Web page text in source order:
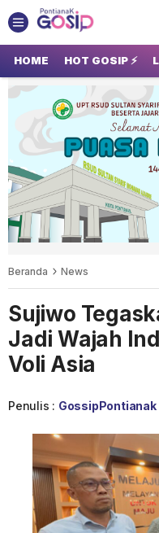
GOSIP PONTIANAK
Tempatnya Gosip
HOME HOT GOSIP ⚡
Beranda News
Sujiwo
Jadi Wajah
Voli Asia
Penulis : GossipPontianak